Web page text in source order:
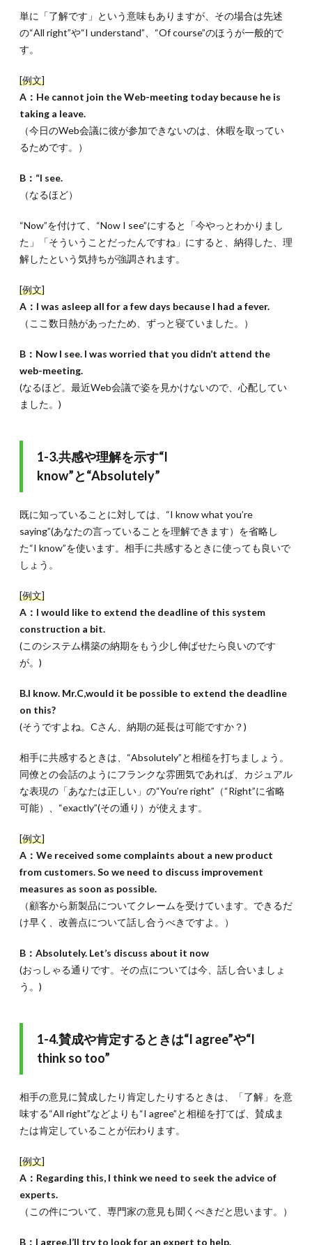
2.気
持ち
や感
槌
ュアン
ス別
ね」の
表現4
2.2.
2-
1-1.気軽
に使え
2.3.
2-
1-2.すば
の“That’s
great”／
That’s
excellent.
の“That’s
perfect”
む“That’s
wonderful”,“That’s
fantastic”,“That’s
amazing”
interesting”
3.Web
会議
英語
槌を
打つ
のコ
つ
し終え
打つ
4.
め
単に「了解です」という意味もありますが、その場合は先述
の“All right”や“I understand”、“Of course”のほうが一般的で
す。
[例文]
A：He cannot join the Web-meeting today because he is
taking a leave.
（今日のWeb会議に彼が参加できないのは、休暇を取ってい
るためです。）
B：“I see.
（なるほど）
“Now”を付けて、“Now I see”にすると「今やっとわかりまし
た」「そういうことだったんですね」にすると、納得した、理
解したという気持ちが強調されます。
[例文]
A：I was asleep all for a few days because I had a fever.
（ここ数日熱があったため、ずっと寝ていました。）
B：Now I see. I was worried that you didn’t attend the
web-meeting.
(なるほど。最近Web会議で姿を見かけないので、心配してい
ました。)
1-3.共感や理解を示す“I
know”と“Absolutely”
既に知っていることに対しては、“I know what you’re
saying”(あなたの言っていることを理解できます）を省略し
た“I know”を使います。相手に共感するときに使っても良いで
しょう。
[例文]
A：I would like to extend the deadline of this system
construction a bit.
(このシステム構築の納期をもう少し伸ばせたら良いのです
が。)
B.I know. Mr.C,would it be possible to extend the deadline
on this?
(そうですよね。Cさん、納期の延長は可能ですか？)
相手に共感するときは、“Absolutely”と相槌を打ちましょう。
同僚との会話のようにフランクな雰囲気であれば、カジュアル
な表現の「あなたは正しい」の“You’re right”（“Right”に省略
可能）、“exactly”(その通り）が使えます。
[例文]
A：We received some complaints about a new product
from customers. So we need to discuss improvement
measures as soon as possible.
（顧客から新製品についてクレームを受けています。できるだ
け早く、改善点について話し合うべきですよ。）
B：Absolutely. Let’s discuss about it now
(おっしゃる通りです。その点については今、話し合いましょ
う。)
1-4.賛成や肯定するときは“I agree”や“I
think so too”
相手の意見に賛成したり肯定したりするときは、「了解」を意
味する“All right”などよりも“I agree”と相槌を打てば、賛成ま
たは肯定していることが伝わります。
[例文]
A：Regarding this, I think we need to seek the advice of
experts.
（この件について、専門家の意見も聞くべきだと思います。）
B：I agree.I’ll try to look for an expert to help.